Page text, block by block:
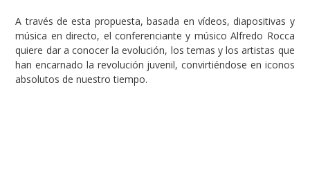
A través de esta propuesta, basada en vídeos, diapositivas y
música en directo, el conferenciante y músico Alfredo Rocca
quiere dar a conocer la evolución, los temas y los artistas que
han encarnado la revolución juvenil, convirtiéndose en iconos
absolutos de nuestro tiempo.